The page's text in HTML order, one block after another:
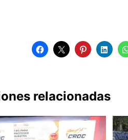
relacionadas